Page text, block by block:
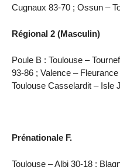
Cugnaux 83-70 ; Ossun –
Régional 2 (Masculin)
Poule B : Toulouse –
93-86 ; Valence –
Toulouse Casselardit – Isle
Prénationale F.
Toulouse – Albi 30-18 ;